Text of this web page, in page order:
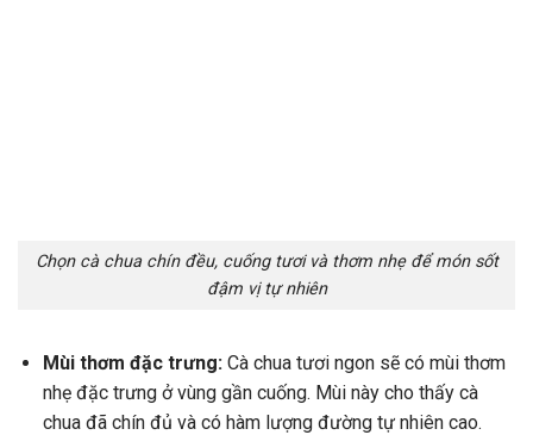
Chọn cà chua chín đều, cuống tươi và thơm nhẹ để món sốt
đậm vị tự nhiên
Mùi thơm đặc trưng: Cà chua tươi ngon sẽ có mùi thơm
nhẹ đặc trưng ở vùng gần cuống. Mùi này cho thấy cà
chua đã chín đủ và có hàm lượng đường tự nhiên cao.